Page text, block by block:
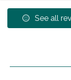
See all